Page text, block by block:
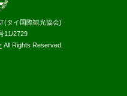
タイ国際観光協会)
11/2729
All Rights Reserved.